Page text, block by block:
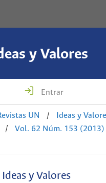
y Valores
Entrar
UN /
Ideas y
/
Vol. 62 Núm. 153 (2013)
Ideas y Valores